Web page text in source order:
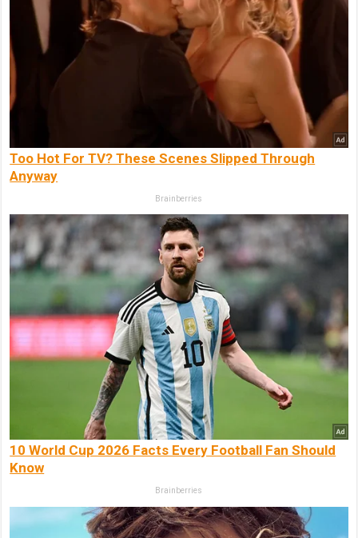
Too Hot For TV? These Scenes Slipped Through
Anyway
Brainberries
10 World Cup 2026 Facts Every Football Fan Should
Know
Brainberries